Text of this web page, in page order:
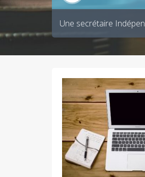
Une secrétaire